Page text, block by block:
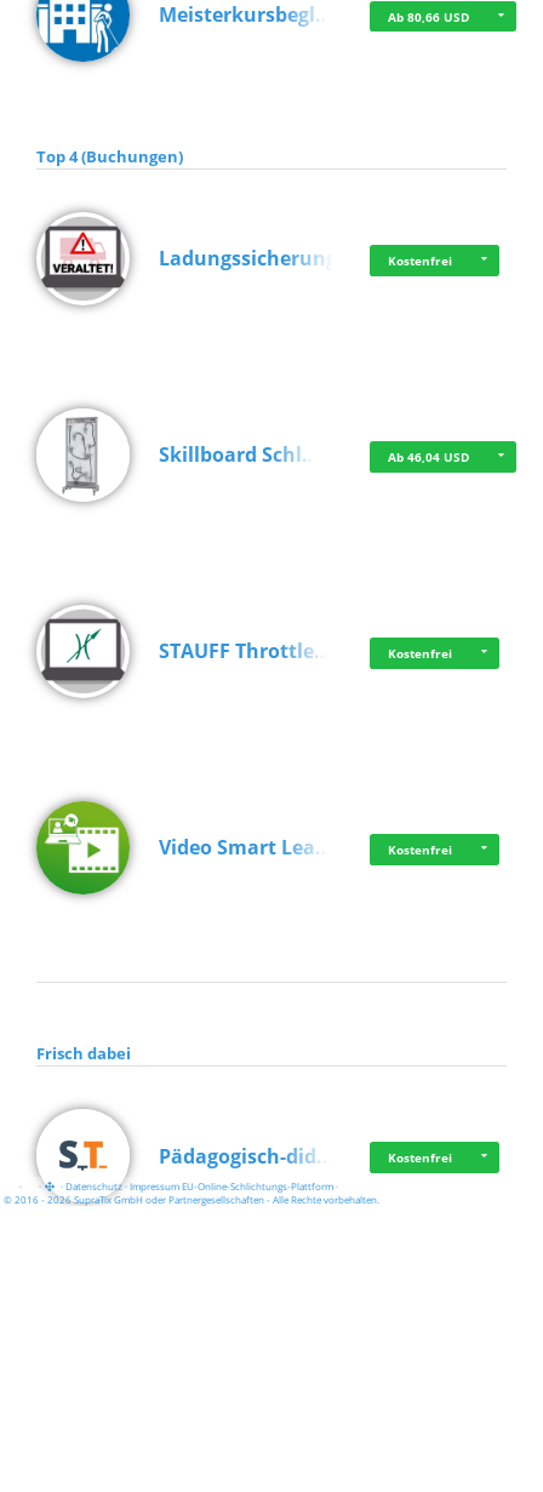
Meisterkursbegl… Ab 80,66 USD
Top 4 (Buchungen)
Ladungssicherung Kostenfrei
Skillboard Schl… Ab 46,04 USD
STAUFF Throttle… Kostenfrei
Video Smart Lea… Kostenfrei
Frisch dabei
Pädagogisch-did… Kostenfrei
· · ·Datenschutz·Impressum EU-Online-Schlichtungs-Plattform·
© 2016 - 2026 SupraTix GmbH oder Partnergesellschaften - Alle Rechte vorbehalten.